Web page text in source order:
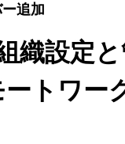
追加
織設定
トワー